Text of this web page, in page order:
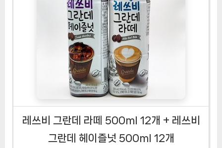
레쓰비 그란데 라떼 500ml 12개 + 레쓰비
그란데 헤이즐넛 500ml 12개